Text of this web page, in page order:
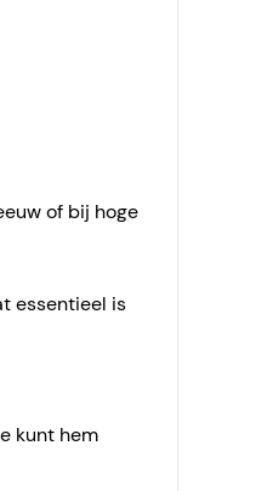
of bij hoge
essentieel is
kunt hem